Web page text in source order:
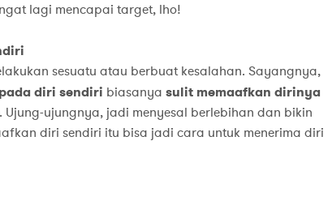
lagi mencapai target, lho!
sesuatu atau berbuat kesalahan. Sayangnya,
diri sendiri biasanya sulit memaafkan dirinya
ujungnya, jadi menyesal berlebihan dan bikin
diri sendiri itu bisa jadi cara untuk menerima diri